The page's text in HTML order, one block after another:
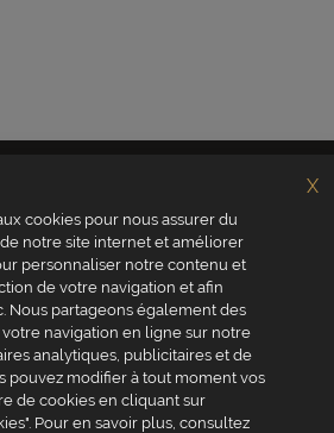
Valrhona
Norohy
Adamance
La Rose Noire
Chocolatree
Sosa
cookies pour nous assurer du
notre site internet et améliorer
personnaliser notre contenu et
de votre navigation et afin
Nous partageons également des
navigation en ligne sur notre
analytiques, publicitaires et de
pouvez modifier à tout moment vos
de cookies en cliquant sur
Pour en savoir plus, consultez
X